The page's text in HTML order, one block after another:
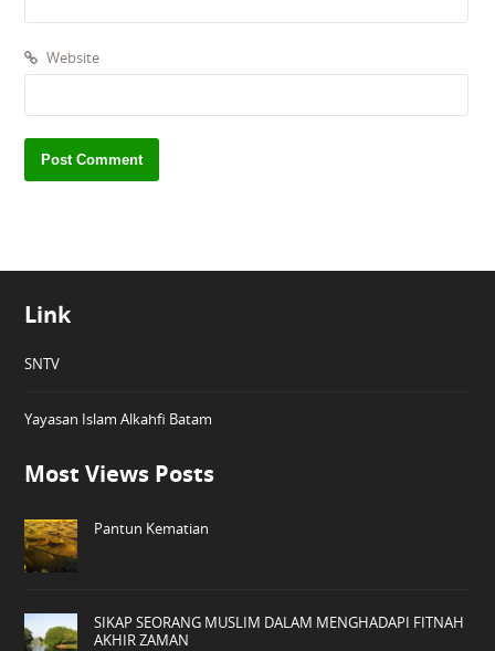
Website
Link
SNTV
Yayasan Islam Alkahfi Batam
Most Views Posts
Pantun Kematian
SIKAP SEORANG MUSLIM DALAM MENGHADAPI FITNAH
AKHIR ZAMAN